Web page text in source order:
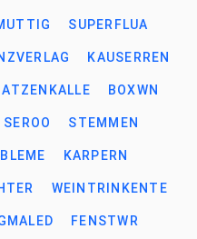
SUPERFLUA
KAUSERREN
ATZENKALLE BOXWN
SEROO STEMMEN
KARPERN
WEINTRINKENTE
FENSTWR